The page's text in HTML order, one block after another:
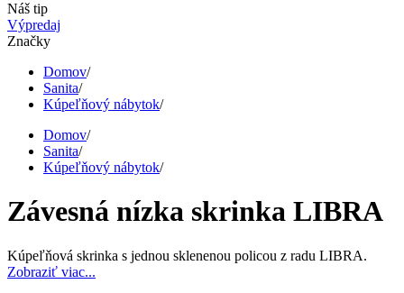
Náš tip
Výpredaj
Značky
Domov/
Sanita/
Kúpeľňový nábytok/
Domov/
Sanita/
Kúpeľňový nábytok/
Závesná nízka skrinka LIBRA
Kúpeľňová skrinka s jednou sklenenou policou z radu LIBRA.
Zobraziť viac...